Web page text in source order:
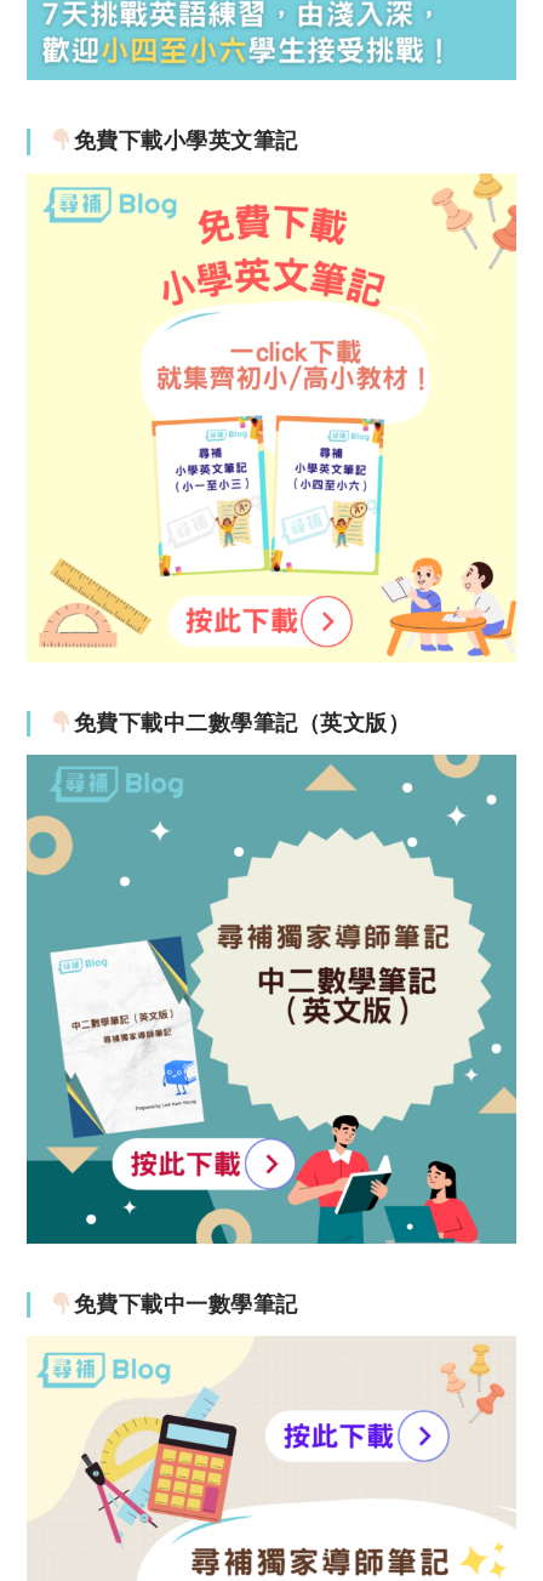
免費下載小學英文筆記
免費下載中二數學筆記（英文版）
免費下載中一數學筆記